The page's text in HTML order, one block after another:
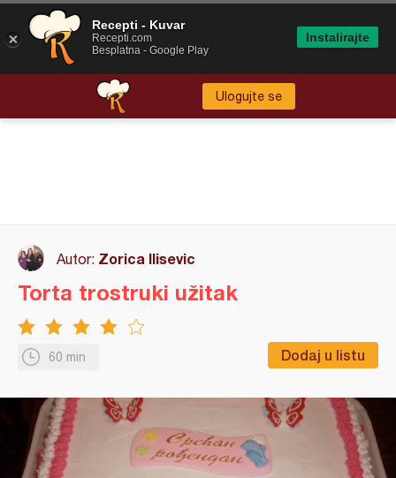
Ulogujte se
Autor: Zorica Ilisevic
60 min Dodaj u listu
Torta trostruki užitak
Recepti - Kuvar
Recepti.com
Besplatna - Google Play
Instalirajte